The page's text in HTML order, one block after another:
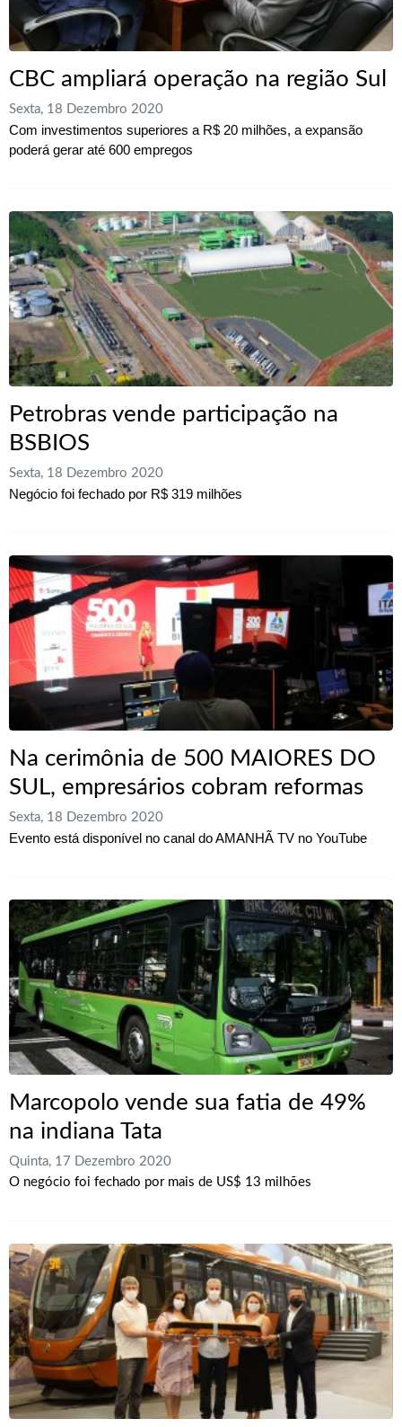
CBC ampliará operação na região Sul
Sexta, 18 Dezembro 2020
Com investimentos superiores a R$ 20 milhões, a expansão
poderá gerar até 600 empregos
Petrobras vende participação na
BSBIOS
Sexta, 18 Dezembro 2020
Negócio foi fechado por R$ 319 milhões
Na cerimônia de 500 MAIORES DO
SUL, empresários cobram reformas
Sexta, 18 Dezembro 2020
Evento está disponível no canal do AMANHÃ TV no YouTube
Marcopolo vende sua fatia de 49%
na indiana Tata
Quinta, 17 Dezembro 2020
O negócio foi fechado por mais de US$ 13 milhões